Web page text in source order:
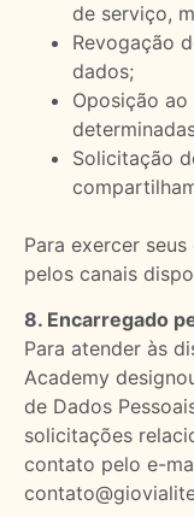
de serviço,
Revogação
dados;
Oposição
Solicitação
Para exercer
pelos canais
8. Encarregado
Para atender às
Academy
de Dados
solicitações
contato pelo e-